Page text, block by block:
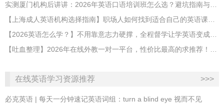
实测厦门机构后讲讲：2026年英语口语培训班怎么选？避坑指南与高效学习新范式
【上海成人英语机构选择指南】职场人如何找到适合自己的英语课程？
【2026英语怎么学？】不用靠意志力硬撑，全程督学让学英语变成日常习惯
【吐血整理】2026年在线外教一对一平台，性价比最高的求推荐！哪家效果好？
在线英语学习资源推荐 >>>
必克英语 | 每天一分钟速记英语词组：turn a blind eye 视而不见